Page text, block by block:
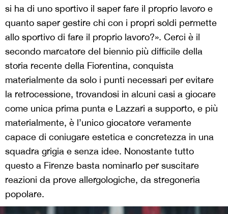
si ha di uno sportivo il saper fare il proprio lavoro e
quanto saper gestire chi con i propri soldi permette
allo sportivo di fare il proprio lavoro?». Cerci è il
secondo marcatore del biennio più difficile della
storia recente della Fiorentina, conquista
materialmente da solo i punti necessari per evitare
la retrocessione, trovandosi in alcuni casi a giocare
come unica prima punta e Lazzari a supporto, e più
materialmente, è l’unico giocatore veramente
capace di coniugare estetica e concretezza in una
squadra grigia e senza idee. Nonostante tutto
questo a Firenze basta nominarlo per suscitare
reazioni da prove allergologiche, da stregoneria
popolare.